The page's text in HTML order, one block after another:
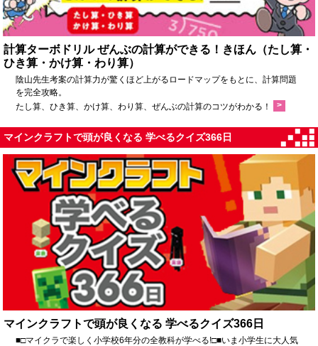
計算ターボドリル ぜんぶの計算ができる！きほん（たし算・
ひき算・かけ算・わり算）
陰山先生考案の計算力が驚くほど上がるロードマップをもとに、計算問題
を完全攻略。
たし算、ひき算、かけ算、わり算、ぜんぶの計算のコツがわかる！
>
マインクラフトで頭が良くなる 学べるクイズ366日
マインクラフトで頭が良くなる 学べるクイズ366日
■□マイクラで楽しく小学校6年分の全教科が学べる!□■いま小学生に大人気